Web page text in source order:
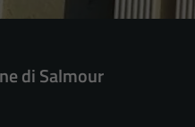
di Salmour